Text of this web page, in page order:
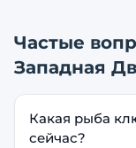
Частые
Западная
Какая рыба
сейчас?